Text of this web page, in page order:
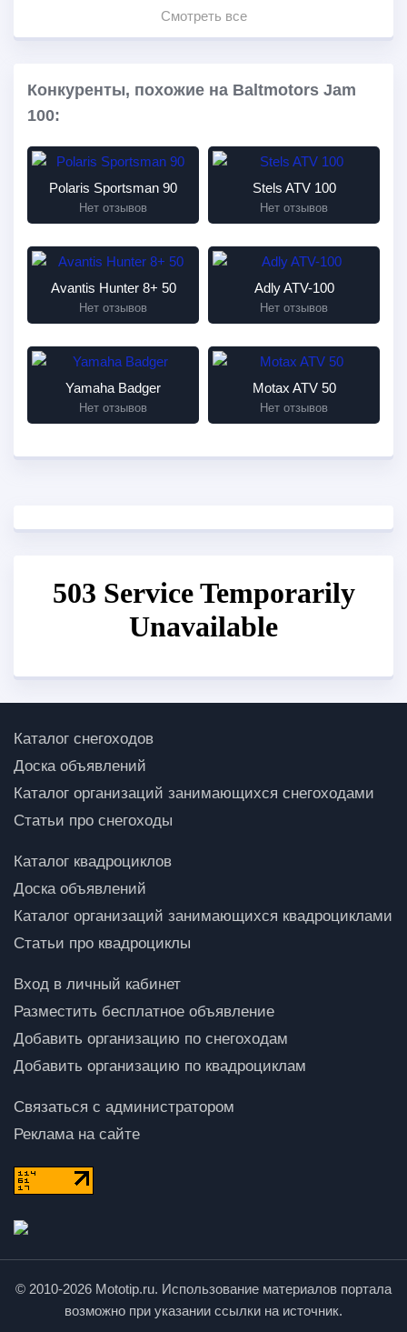
Смотреть все
Конкуренты, похожие на Baltmotors Jam
100:
Polaris Sportsman 90
Нет отзывов
Stels ATV 100
Нет отзывов
Avantis Hunter 8+ 50
Нет отзывов
Adly ATV-100
Нет отзывов
Yamaha Badger
Нет отзывов
Motax ATV 50
Нет отзывов
Каталог снегоходов
Доска объявлений
Каталог организаций занимающихся снегоходами
Статьи про снегоходы
Каталог квадроциклов
Доска объявлений
Каталог организаций занимающихся квадроциклами
Статьи про квадроциклы
Вход в личный кабинет
Разместить бесплатное объявление
Добавить организацию по снегоходам
Добавить организацию по квадроциклам
Связаться с администратором
Реклама на сайте
© 2010-2026 Mototip.ru. Использование материалов портала
возможно при указании ссылки на источник.